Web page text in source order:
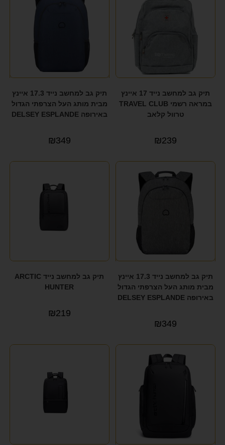
תיק גב למחשב נייד 17 איינץ
במראה רשמי TRAVEL CLUB
טרוול קלאב
₪239
תיק גב למחשב נייד 17.3 איינץ
מבית מותג העל הצרפתי הגדול
באירופה DELSEY ESPLANDE
₪349
תיק גב למחשב נייד 17.3 איינץ
מבית מותג העל הצרפתי הגדול
באירופה DELSEY ESPLANDE
₪349
תיק גב למחשב נייד ARCTIC
HUNTER
₪219